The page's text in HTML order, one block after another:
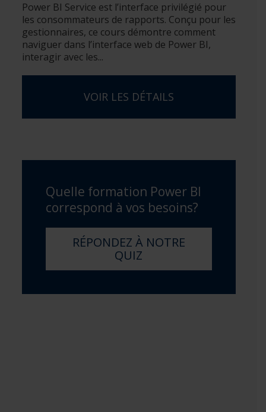
Power BI Service est l’interface privilégié pour
les consommateurs de rapports. Conçu pour les
gestionnaires, ce cours démontre comment
naviguer dans l’interface web de Power BI,
interagir avec les...
VOIR LES DÉTAILS
Quelle formation Power BI
correspond à vos besoins?
RÉPONDEZ À NOTRE
QUIZ